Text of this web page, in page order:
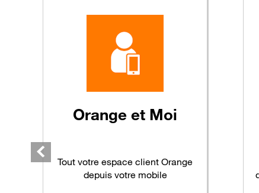
Orange et Moi
Tout votre espace client Orange
depuis votre mobile